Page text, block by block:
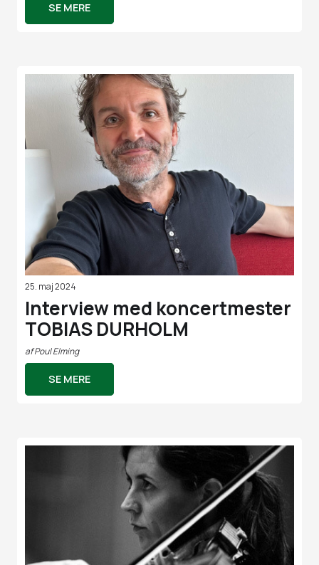
SE MERE
25. maj 2024
Interview med koncertmester
TOBIAS DURHOLM
afPoul Elming
SE MERE